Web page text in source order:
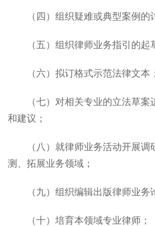
（四）组织疑难或典型案例的
（五）组织律师业务指引的起
（六）拟订格式示范法律文本；
（七）对相关专业的立法草
和建议；
（八）就律师业务活动开展
测、拓展业务领域；
（九）组织编辑出版律师业务
（十）培育本领域专业律师；